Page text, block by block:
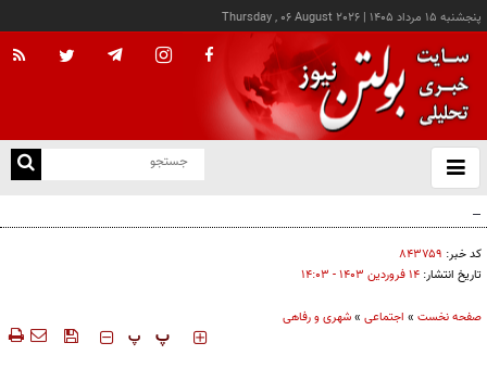
پنجشنبه ۱۵ مرداد ۱۴۰۵ |
Thursday , 06 August 2026
باز
و
افزایش ۷۰ درصدی یارانه مراکز توانبخشی
کد خبر: ۸۴۳۷۵۹
تاریخ انتشار: ۱۴ فروردين ۱۴۰۳ - ۱۴:۰۳
صفحه نخست » اجتماعی »شهری و رفاهی
‍‍‍ پ پ